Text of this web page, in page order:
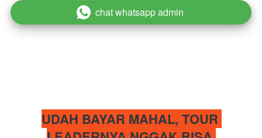
` chat whatsapp admin
UDAH BAYAR MAHAL, TOUR